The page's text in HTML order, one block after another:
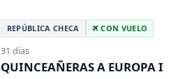
REPÚBLICA CHECA CON VUELO
31 días
QUINCEAÑERAS A EUROPA I